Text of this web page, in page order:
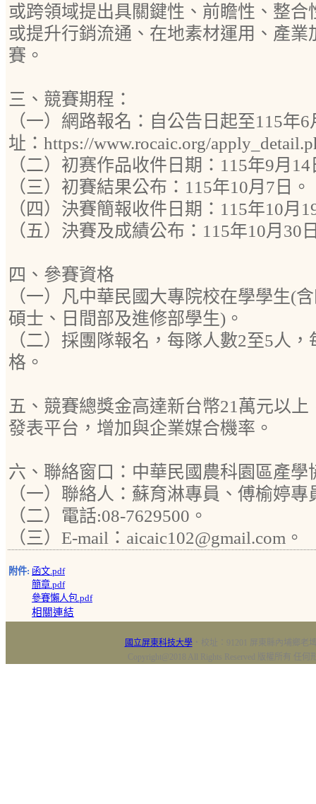
或跨領域提出具關鍵性、前瞻性、整
或提升行銷流通、在地素材運用、產
賽。
三、競賽期程：
（一）網路報名：自公告日起至115年
址：https://www.rocaic.org/
（二）初赛作品收件日期：115年9月
（三）初賽結果公布：115年10月7日。
（四）決賽簡報收件日期：115年10月
（五）決賽及成績公布：115年10月30
四、參賽資格
（一）凡中華民國大專院校在學學生(
碩士、日間部及進修部學生)。
（二）採團隊報名，每隊人數2至5人
格。
五、競賽總獎金高達新台幣21萬元以
發表平台，增加與企業媒合機率。
六、聯絡窗口：中華民國農科園區產學
（一）聯絡人：蘇育淋專員、傅榆婷專
（二）電話:08-7629500。
（三）E-mail：aicaic102@gmail.com。
附件: 函文.pdf
簡章.pdf
參賽懶人包.pdf
相關連結
國立屏東科技大學‧校址：91201 屏東縣內埔鄉老